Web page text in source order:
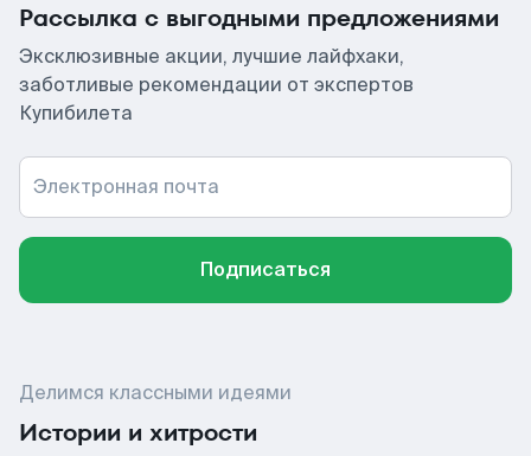
Рассылка с выгодными предложениями
Эксклюзивные акции, лучшие лайфхаки,
заботливые рекомендации от экспертов
Купибилета
Электронная почта
Подписаться
Делимся классными идеями
Истории и хитрости